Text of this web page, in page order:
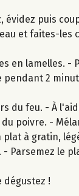
évidez puis
et faites-les
en lamelles. -
2
du feu. - À
poivre. -
à gratin,
Parsemez le
dégustez !